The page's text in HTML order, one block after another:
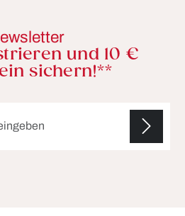
und 10 €
sichern!**